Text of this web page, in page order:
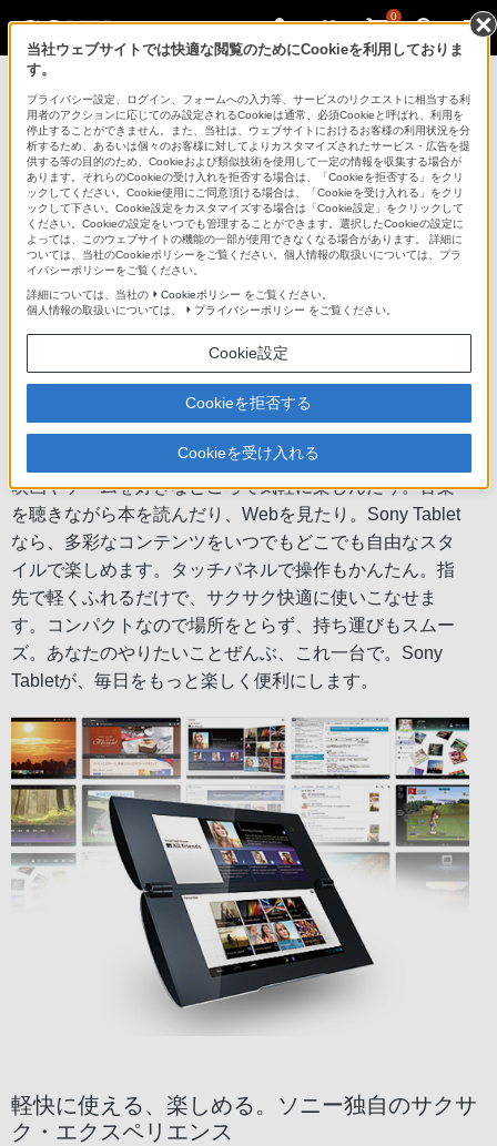
0
Pシリーズ
タブレットデバイス Pシリーズ
商品の特長 | コンセプト＆デザイン
次へ
できること、広がる。毎日が、もっと楽しくな
映画やゲームを好きなところで気軽に楽しんだり。音楽
を聴きながら本を読んだり、Webを見たり。Sony Tablet
なら、多彩なコンテンツをいつでもどこでも自由なスタ
イルで楽しめます。タッチパネルで操作もかんたん。指
先で軽くふれるだけで、サクサク快適に使いこなせま
す。コンパクトなので場所をとらず、持ち運びもスムー
ズ。あなたのやりたいことぜんぶ、これ一台で。Sony
Tabletが、毎日をもっと楽しく便利にします。
軽快に使える、楽しめる。ソニー独自のサクサ
ク・エクスペリエンス
当社ウェブサイトでは快適な閲覧のためにCookieを利用しておりま
す。
プライバシー設定、ログイン、フォームへの入力等、サービスのリクエストに相当する利
用者のアクションに応じてのみ設定されるCookieは通常、必須Cookieと呼ばれ、利用を
停止することができません。また、当社は、ウェブサイトにおけるお客様の利用状況を分
析するため、あるいは個々のお客様に対してよりカスタマイズされたサービス・広告を提
供する等の目的のため、Cookieおよび類似技術を使用して一定の情報を収集する場合が
あります。それらのCookieの受け入れを拒否する場合は、「Cookieを拒否する」をクリ
ックしてください。Cookie使用にご同意頂ける場合は、「Cookieを受け入れる」をクリ
ックして下さい。Cookie設定をカスタマイズする場合は「Cookie設定」をクリックして
ください。Cookieの設定をいつでも管理することができます。選択したCookieの設定に
よっては、このウェブサイトの機能の一部が使用できなくなる場合があります。 詳細に
ついては、当社のCookieポリシーをご覧ください。個人情報の取扱いについては、プラ
イバシーポリシーをご覧ください。
詳細については、当社の
Cookieポリシー をご覧ください。
個人情報の取扱いについては、
プライバシーポリシー をご覧ください。
Cookie設定
Cookieを拒否する
Cookieを受け入れる